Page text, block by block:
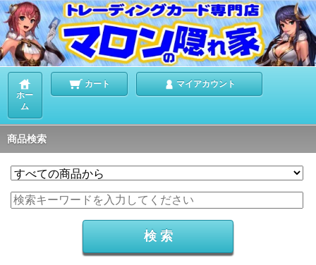
ホー
ム
カート マイアカウント
商品検索